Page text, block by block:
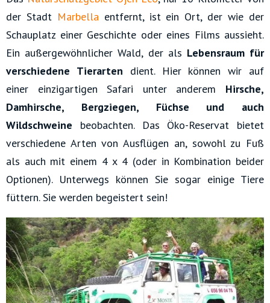
der Stadt Marbellaentfernt, ist ein Ort, der wie der
Schauplatz einer Geschichte oder eines Films aussieht.
Ein außergewöhnlicher Wald, der als Lebensraum für
verschiedene Tierarten dient. Hier können wir auf
einer einzigartigen Safari unter anderem Hirsche,
Damhirsche, Bergziegen, Füchse und auch
Wildschweine beobachten. Das Öko-Reservat bietet
verschiedene Arten von Ausflügen an, sowohl zu Fuß
als auch mit einem 4 x 4 (oder in Kombination beider
Optionen). Unterwegs können Sie sogar einige Tiere
füttern. Sie werden begeistert sein!